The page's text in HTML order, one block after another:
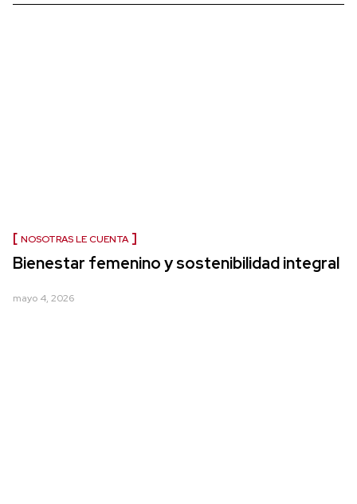
NOSOTRAS LE CUENTA
Bienestar femenino y sostenibilidad integral
mayo 4, 2026